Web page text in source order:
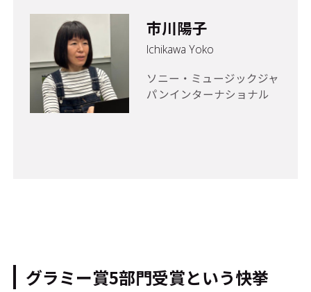
市川陽子
Ichikawa Yoko
ソニー・ミュージックジャ
パンインターナショナル
グラミー賞5部門受賞という快挙